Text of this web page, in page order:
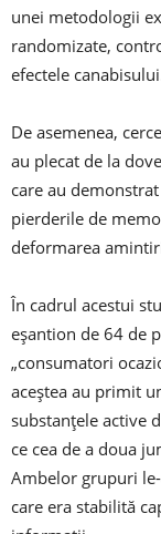
unei metodologii
randomizate,
efectele
De asemenea,
au plecat de la
care au
pierderile de
deformarea
În cadrul acestui
eşantion de 64 de
„consumatori
aceştea au primit
substanţele active
ce cea de a doua
Ambelor grupuri
care era stabilită